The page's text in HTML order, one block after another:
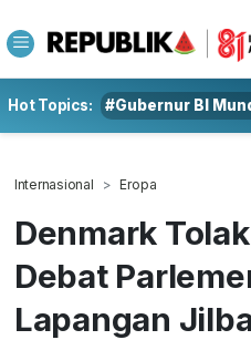
Hot Topics: #Gubernur BI
Internasional Eropa
Denmark
Debat
Lapangan